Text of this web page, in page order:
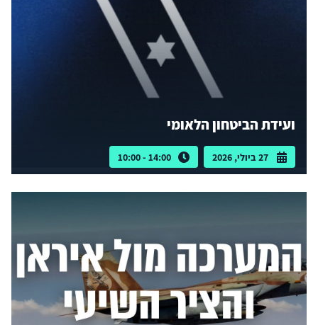
ועידת הביטחון הלאומי
27 ביולי, 2026 14:00 - 10:00